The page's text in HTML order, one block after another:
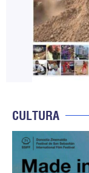
CULTURA